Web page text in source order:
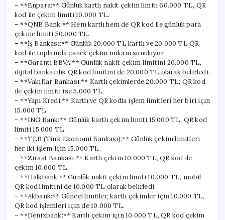
– **Enpara:** Günlük kartlı nakit çekim limiti 60.000 TL, QR
kod ile çekim limiti 10.000 TL.
– **QNB Bank:** Hem kartlı hem de QR kod ile günlük para
çekme limiti 50.000 TL.
– **İş Bankası:** Günlük 20.000 TL kartlı ve 20.000 TL QR
kod ile toplamda esnek çekim imkanı sunuluyor.
– **Garanti BBVA:** Günlük nakit çekim limitini 20.000 TL,
dijital bankacılık QR kod limitini de 20.000 TL olarak belirledi.
– **Vakıflar Bankası:** Kartlı çekimlerde 20.000 TL; QR kod
ile çekim limiti ise 5.000 TL.
– **Yapı Kredi:** Kartlı ve QR kodla işlem limitleri her biri için
15.000 TL.
– **ING Bank:** Günlük kartlı çekim limiti 15.000 TL, QR kod
limiti 15.000 TL.
– **TEB (Türk Ekonomi Bankası):** Günlük çekim limitleri
her iki işlem için 15.000 TL.
– **Ziraat Bankası:** Kartlı çekim 10.000 TL, QR kod ile
çekim 10.000 TL.
– **Halkbank:** Günlük nakit çekim limiti 10.000 TL, mobil
QR kod limitini de 10.000 TL olarak belirledi.
– **Akbank:** Güncel limitler, kartlı çekimler için 10.000 TL,
QR kod işlemleri için de 10.000 TL.
– **Denizbank:** Kartlı çekim için 10.000 TL, QR kod çekim